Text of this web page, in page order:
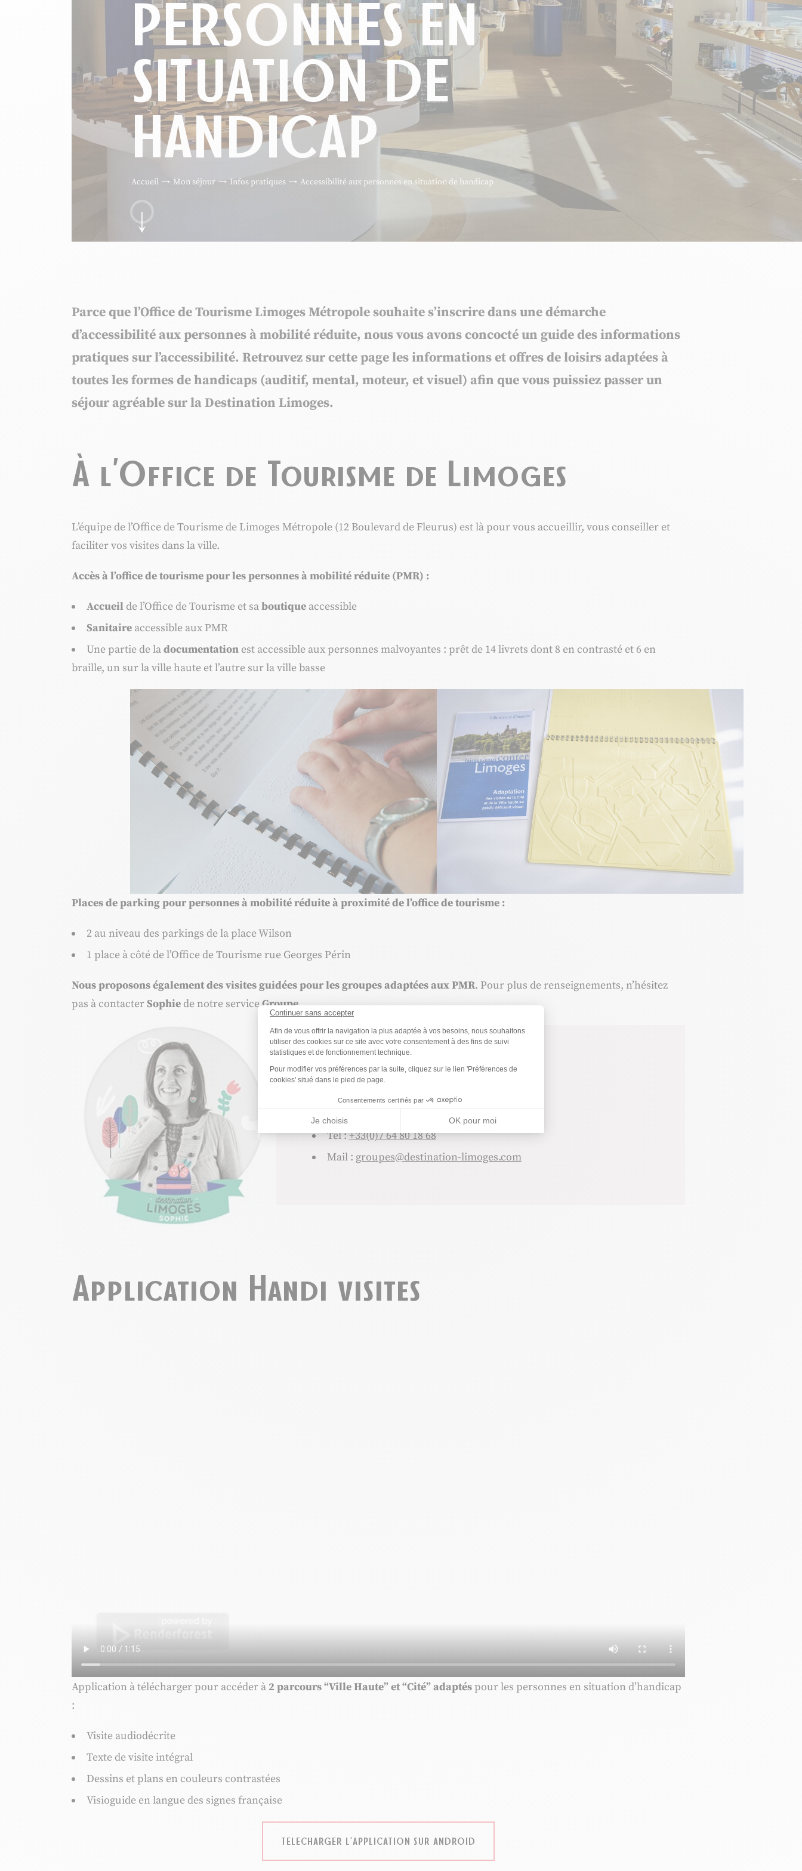
Continuer sans accepter
Plateforme de Gestion du Consentement : Personnalisez vos Options
Afin de vous offrir la navigation la plus adaptée à vos besoins, nous souhaitons
utiliser des cookies sur ce site avec votre consentement à des fins de suivi
statistiques et de fonctionnement technique.
Pour modifier vos préférences par la suite, cliquez sur le lien 'Préférences de
cookies' situé dans le pied de page.
Consentements certifiés par
Je choisis OK pour moi
Axeptio consent
Aller au contenu
PERSONNES EN
SITUATION DE
HANDICAP
Accueil Mon séjour Infos pratiques Accessibilité aux personnes en situation de handicap
Parce que l’Office de Tourisme Limoges Métropole souhaite s’inscrire dans une démarche
d’accessibilité aux personnes à mobilité réduite, nous vous avons concocté un guide des informations
pratiques sur l’accessibilité. Retrouvez sur cette page les informations et offres de loisirs adaptées à
toutes les formes de handicaps (auditif, mental, moteur, et visuel) afin que vous puissiez passer un
séjour agréable sur la Destination Limoges.
À l’Office de Tourisme de Limoges
L’équipe de l’Office de Tourisme de Limoges Métropole (12 Boulevard de Fleurus) est là pour vous accueillir, vous conseiller et
faciliter vos visites dans la ville.
Accès à l’office de tourisme pour les personnes à mobilité réduite (PMR) :
Accueil de l’Office de Tourisme et saboutique accessible
Sanitaire accessible aux PMR
Une partie de ladocumentation est accessible aux personnes malvoyantes : prêt de 14 livrets dont 8 en contrasté et 6 en
braille, un sur la ville haute et l’autre sur la ville basse
Places de parking pour personnes à mobilité réduite à proximité de l’office de tourisme :
2 au niveau des parkings de la place Wilson
1 place à côté de l’Office de Tourisme rue Georges Périn
Nous proposons également des visites guidées pour les groupes adaptées aux PMR. Pour plus de renseignements, n’hésitez
pas à contacterSophie de notre serviceGroupe.
Sophie GOENAGA
Service Groupes – Prestations
Tel :+33(0)7 64 80 18 68
Mail : groupes@destination-limoges.com
Application Handi visites
Application à télécharger pour accéder à 2 parcours “Ville Haute” et “Cité” adaptéspour les personnes en situation d’handicap
:
Visite audiodécrite
Texte de visite intégral
Dessins et plans en couleurs contrastées
Visioguide en langue des signes française
TELECHARGER L’APPLICATION SUR ANDROID